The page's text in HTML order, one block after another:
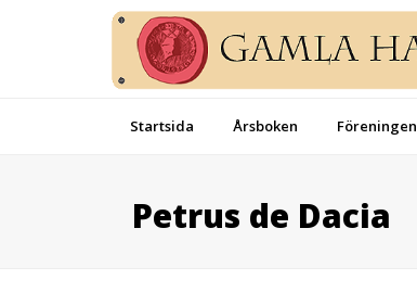
Startsida Årsboken Föreningen
Petrus de Dacia